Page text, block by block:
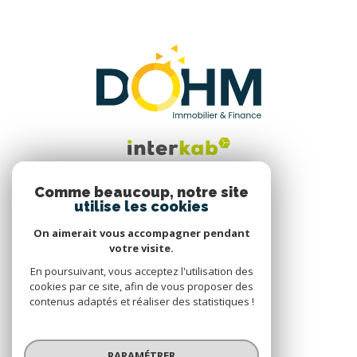
Nous suivre
© 2026 | Tous droits réservés
Comme beaucoup, notre site
utilise les cookies
On aimerait vous accompagner pendant
votre visite.
En poursuivant, vous acceptez l'utilisation des
cookies par ce site, afin de vous proposer des
contenus adaptés et réaliser des statistiques !